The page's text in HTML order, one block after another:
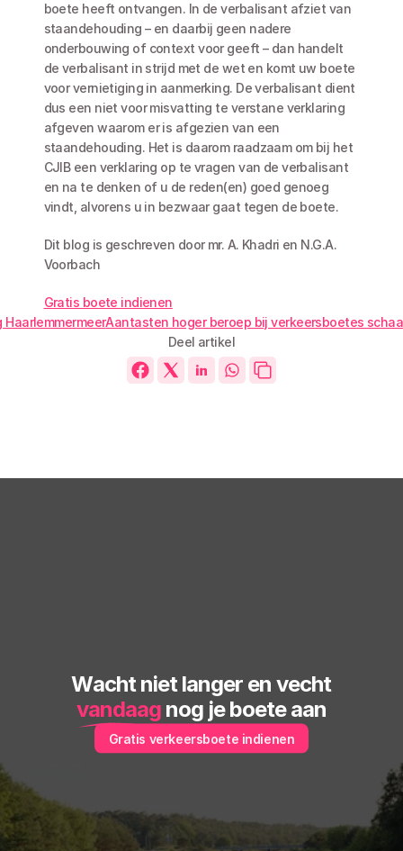
boete heeft ontvangen. In de verbalisant afziet van
staandehouding – en daarbij geen nadere
onderbouwing of context voor geeft – dan handelt
de verbalisant in strijd met de wet en komt uw boete
voor vernietiging in aanmerking. De verbalisant dient
dus een niet voor misvatting te verstane verklaring
afgeven waarom er is afgezien van een
staandehouding. Het is daarom raadzaam om bij het
CJIB een verklaring op te vragen van de verbalisant
en na te denken of u de reden(en) goed genoeg
vindt, alvorens u in bezwaar gaat tegen de boete.
Dit blog is geschreven door mr. A. Khadri en N.G.A.
Voorbach
Gratis boete indienen
Aantasten hoger beroep bij verkeersboetes
Deel artikel
Wacht niet langer en vecht
vandaag nog je boete aan
Gratis verkeersboete indienen